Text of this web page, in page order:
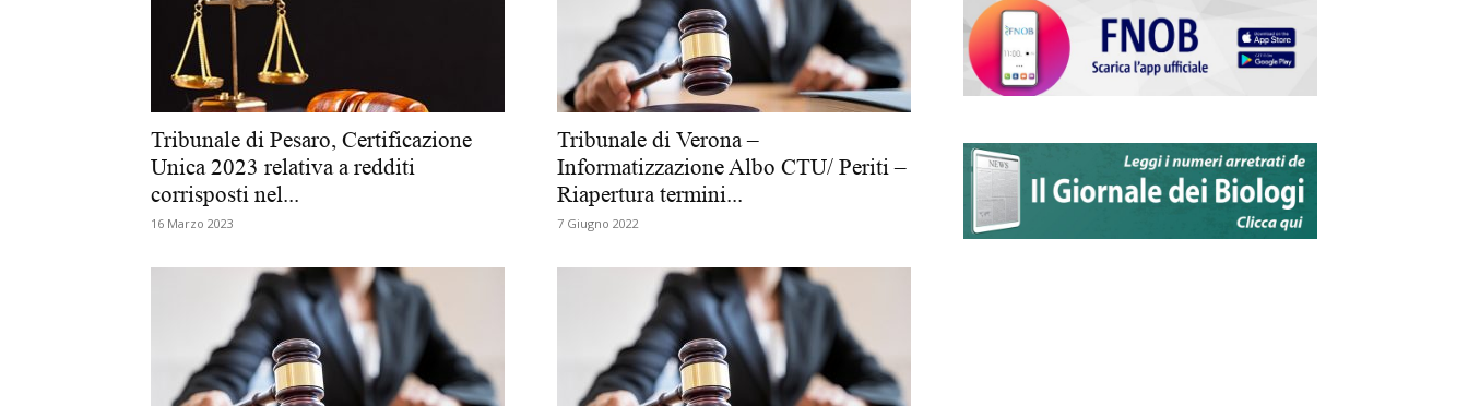
dei
Tribunale di Pesaro, Certificazione
Unica 2023 relativa a redditi
corrisposti nel...
16 Marzo 2023
Tribunale di Verona –
Informatizzazione Albo CTU/ Periti –
Riapertura termini...
7 Giugno 2022